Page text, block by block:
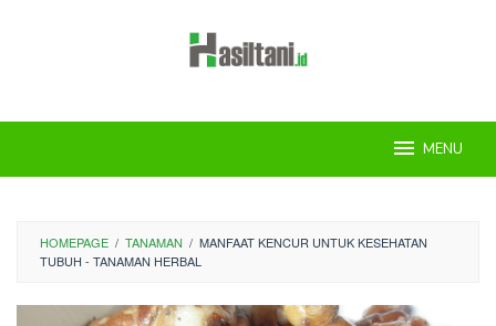
MENU
HOMEPAGE / TANAMAN / MANFAAT KENCUR UNTUK KESEHATAN
TUBUH - TANAMAN HERBAL